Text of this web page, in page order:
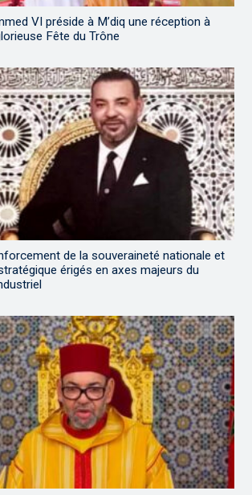
VI préside à M’diq une réception à
Fête du Trône
de la souveraineté nationale et
érigés en axes majeurs du